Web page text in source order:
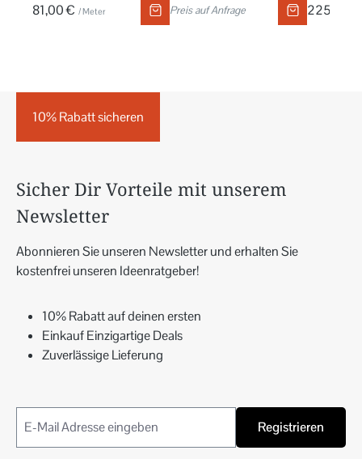
81,00 € / Meter Preis auf Anfrage 225,00 €
10% Rabatt sicheren
Sicher Dir Vorteile mit unserem
Newsletter
Abonnieren Sie unseren Newsletter und erhalten Sie
kostenfrei unseren Ideenratgeber!
10% Rabatt auf deinen ersten
Einkauf Einzigartige Deals
Zuverlässige Lieferung
Registrieren